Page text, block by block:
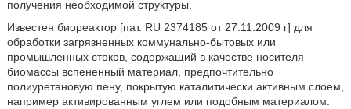
получения необходимой структуры.
Известен биореактор [пат. RU 2374185 от 27.11.2009 г] для
обработки загрязненных коммунально-бытовых или
промышленных стоков, содержащий в качестве носителя
биомассы вспененный материал, предпочтительно
полиуретановую пену, покрытую каталитически активным слоем,
например активированным углем или подобным материалом.